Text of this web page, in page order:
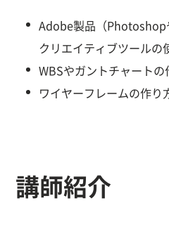
Adobe製品（Photoshop
クリエイティブツールの
WBSやガントチャートの
ワイヤーフレームの作り
講師紹介